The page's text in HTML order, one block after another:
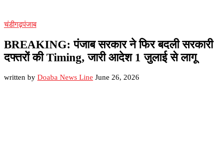
चंडीगढ़पंजाब
BREAKING: पंजाब सरकार ने फिर बदली सरकारी
दफ्तरों की Timing, जारी आदेश 1 जुलाई से लागू
written by Doaba News Line June 26, 2026